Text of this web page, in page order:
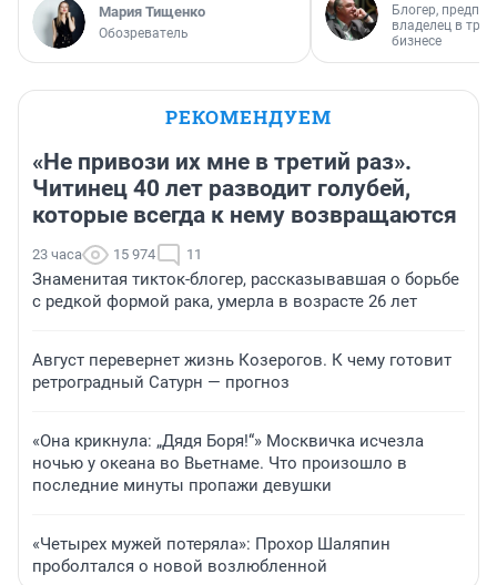
Мария Тищенко
Обозреватель
Блогер,
владелец в
бизнесе
РЕКОМЕНДУЕМ
«Не привози их мне в третий раз».
Читинец 40 лет разводит голубей,
которые всегда к нему возвращаются
23 часа 15 974 11
Знаменитая тикток-блогер, рассказывавшая о борьбе
с редкой формой рака, умерла в возрасте 26 лет
Август перевернет жизнь Козерогов. К чему готовит
ретроградный Сатурн — прогноз
«Она крикнула: „Дядя Боря!“» Москвичка исчезла
ночью у океана во Вьетнаме. Что произошло в
последние минуты пропажи девушки
«Четырех мужей потеряла»: Прохор Шаляпин
проболтался о новой возлюбленной